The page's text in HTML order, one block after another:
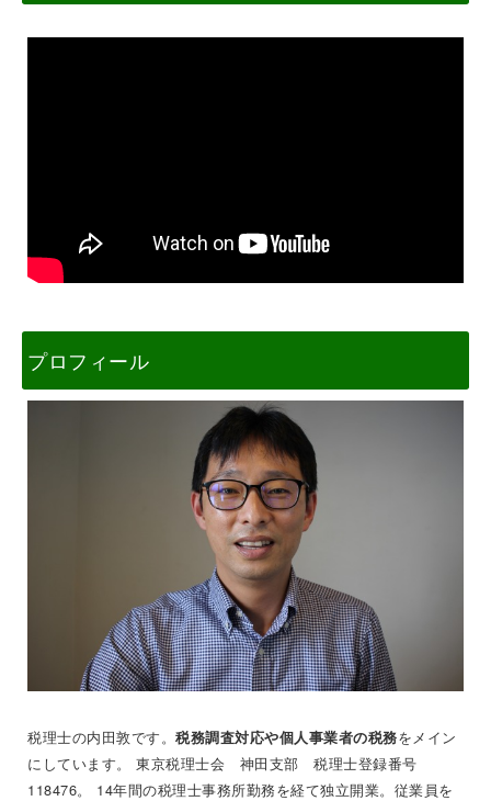
プロフィール
税理士の内田敦です。 税務調査対応や個人事業者の税務をメイン
にしています。 東京税理士会 神田支部 税理士登録番号
118476。 14年間の税理士事務所勤務を経て独立開業。従業員を